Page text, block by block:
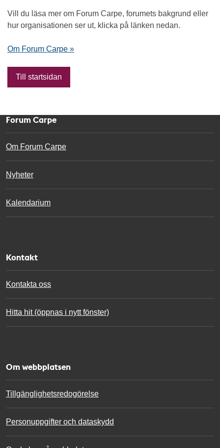
Vill du läsa mer om Forum Carpe, forumets bakgrund eller
hur organisationen ser ut, klicka på länken nedan.
Om Forum Carpe »
Till startsidan
Forum Carpe
Om Forum Carpe
Nyheter
Kalendarium
Kontakt
Kontakta oss
Hitta hit (öppnas i nytt fönster)
Om webbplatsen
Tillgänglighetsredogörelse
Personuppgifter och dataskydd